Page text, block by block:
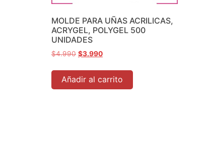
MOLDE PARA UÑAS ACRILICAS,
ACRYGEL, POLYGEL 500
UNIDADES
$4.990 $3.990
Añadir al carrito